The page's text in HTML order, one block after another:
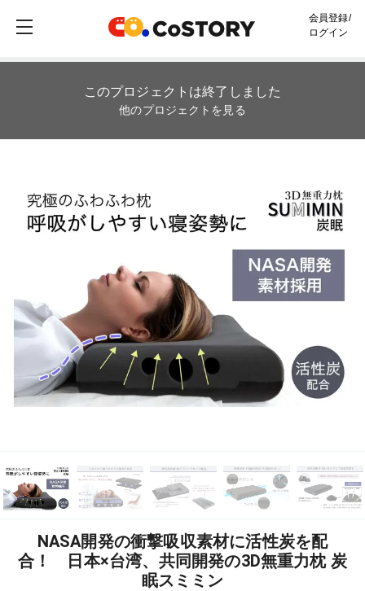
会員登録/
ログイン
このプロジェクトは終了しました
他のプロジェクトを見る
NASA開発の衝撃吸収素材に活性炭を配
合！ 日本×台湾、共同開発の3D無重力枕 炭
眠スミミン